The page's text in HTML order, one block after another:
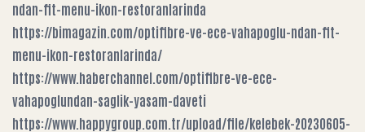
ndan-fit-menu-ikon-restoranlarinda
https://bimagazin.com/optifibre-ve-ece-vahapoglu-ndan-fit-
menu-ikon-restoranlarinda/
https://www.haberchannel.com/optifibre-ve-ece-
vahapoglundan-saglik-yasam-daveti
https://www.happygroup.com.tr/upload/file/kelebek-20230605-